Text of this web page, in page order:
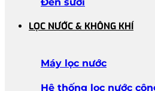
LỌC NƯỚC & KHÔNG KHÍ
Máy lọc nước
Hệ thống lọc nước